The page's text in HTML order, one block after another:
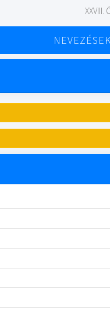
NEVEZÉSEK